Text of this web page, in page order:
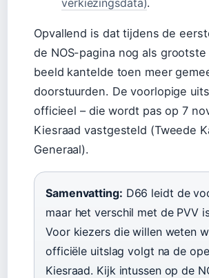
Opvallend is dat tijdens de
de NOS-pagina nog als
beeld kantelde toen meer
doorstuurden. De voorlopige
officieel – die wordt pas op 7
Kiesraad vastgesteld (Tweede
Generaal).
Samenvatting: D66 leidt de
maar het verschil met de PVV
Voor kiezers die willen weten
officiële uitslag volgt na de
Kiesraad. Kijk intussen op de